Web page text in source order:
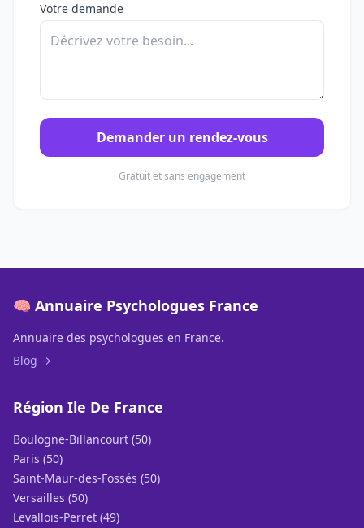
Votre demande
Demander un rendez-vous
Gratuit et sans engagement
🧠 Annuaire Psychologues France
Annuaire des psychologues en France.
Blog →
Région Ile De France
Boulogne-Billancourt (50)
Paris (50)
Saint-Maur-des-Fossés (50)
Versailles (50)
Levallois-Perret (49)